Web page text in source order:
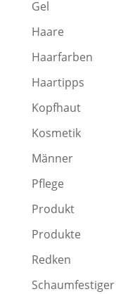
Gel
Haare
Haarfarben
Haartipps
Kopfhaut
Kosmetik
Männer
Pflege
Produkt
Produkte
Redken
Schaumfestiger